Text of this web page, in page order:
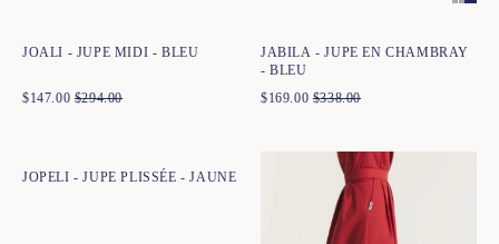
JOALI - JUPE MIDI - BLEU
$147.00 $294.00
JABILA - JUPE EN CHAMBRAY
- BLEU
$169.00 $338.00
JOPELI - JUPE PLISSÉE - JAUNE